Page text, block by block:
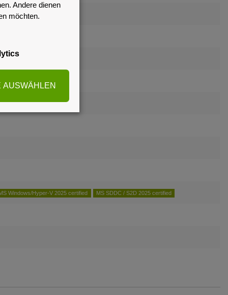
Windows/Hyper-V 2025 certified MS SDDC / S2D 2025 certified
Andere dienen
möchten.
AUSWÄHLEN